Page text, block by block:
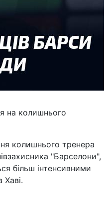
на колишнього
колишнього тренера
"Барселони",
більш інтенсивними